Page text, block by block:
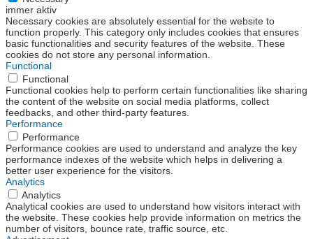
immer aktiv
Necessary cookies are absolutely essential for the website to
function properly. This category only includes cookies that ensures
basic functionalities and security features of the website. These
cookies do not store any personal information.
Functional
Functional
Functional cookies help to perform certain functionalities like sharing
the content of the website on social media platforms, collect
feedbacks, and other third-party features.
Performance
Performance
Performance cookies are used to understand and analyze the key
performance indexes of the website which helps in delivering a
better user experience for the visitors.
Analytics
Analytics
Analytical cookies are used to understand how visitors interact with
the website. These cookies help provide information on metrics the
number of visitors, bounce rate, traffic source, etc.